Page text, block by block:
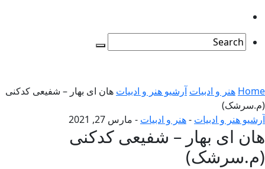
Home هنر و ادبیات آرشیو هنر و ادبیات هان ای بهار – شفیعی کدکنی
(م.سرشک)
آرشیو هنر و ادبیات -هنر و ادبیات - مارس 27, 2021
هان ای بهار – شفیعی کدکنی
(م.سرشک)